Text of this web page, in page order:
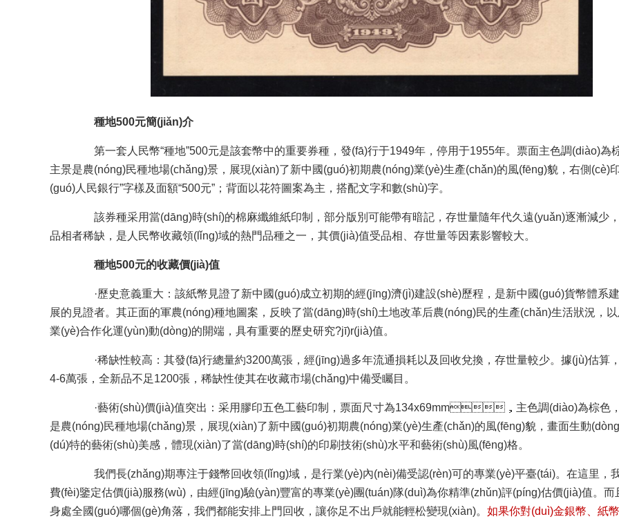
種地500元簡(jiǎn)介
第一套人民幣“種地”500元是該套幣中的重要券種，發(fā)行于1949年，停用于1955年。票面主色調(diào)為棕
主景是農(nóng)民種地場(chǎng)景，展現(xiàn)了新中國(guó)初期農(nóng)業(yè)生產(chǎn)的風(fēng)貌，右側(cè)
(guó)人民銀行”字樣及面額“500元”；背面以花符圖案為主，搭配文字和數(shù)字。
該券種采用當(dāng)時(shí)的棉麻纖維紙印制，部分版別可能帶有暗記，存世量隨年代久遠(yuǎn)逐漸減少
品相者稀缺，是人民幣收藏領(lǐng)域的熱門品種之一，其價(jià)值受品相、存世量等因素影響較大。
種地500元的收藏價(jià)值
·歷史意義重大：該紙幣見證了新中國(guó)成立初期的經(jīng)濟(jì)建設(shè)歷程，是新中國(guó)貨幣體系
展的見證者。其正面的軍農(nóng)種地圖案，反映了當(dāng)時(shí)土地改革后農(nóng)民的生產(chǎn)生活狀況，
業(yè)合作化運(yùn)動(dòng)的開端，具有重要的歷史研究?jī)r(jià)值。
·稀缺性較高：其發(fā)行總量約3200萬張，經(jīng)過多年流通損耗以及回收兌換，存世量較少。據(jù)估算
4-6萬張，全新品不足1200張，稀缺性使其在收藏市場(chǎng)中備受矚目。
·藝術(shù)價(jià)值突出：采用膠印五色工藝印制，票面尺寸為134x69mm，主色調(diào)為棕色
是農(nóng)民種地場(chǎng)景，展現(xiàn)了新中國(guó)初期農(nóng)業(yè)生產(chǎn)的風(fēng)貌，畫面生動
(dú)特的藝術(shù)美感，體現(xiàn)了當(dāng)時(shí)的印刷技術(shù)水平和藝術(shù)風(fēng)格。
我們長(zhǎng)期專注于錢幣回收領(lǐng)域，是行業(yè)內(nèi)備受認(rèn)可的專業(yè)平臺(tái)。在這里，
費(fèi)鑒定估價(jià)服務(wù)，由經(jīng)驗(yàn)豐富的專業(yè)團(tuán)隊(duì)為你精準(zhǔn)評(píng)估價(jià)值。而且
身處全國(guó)哪個(gè)角落，我們都能安排上門回收，讓你足不出戶就能輕松變現(xiàn)。 如果你對(duì)金銀幣、紙